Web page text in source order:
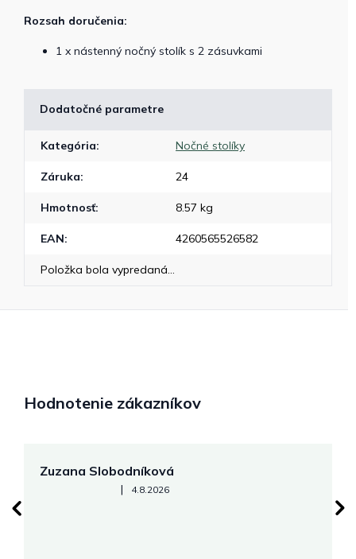
Rozsah doručenia:
1 x nástenný nočný stolík s 2 zásuvkami
Dodatočné parametre
Kategória: Nočné stolíky
Záruka: 24
Hmotnosť: 8.57 kg
EAN: 4260565526582
Položka bola vypredaná…
Hodnotenie zákazníkov
Zuzana Slobodníková
Hodnotenie obchodu je 5 z 5 hviezdičiek.
| 4.8.2026